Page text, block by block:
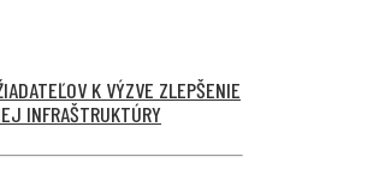
K VÝZVE ZLEPŠENIE
INFRAŠTRUKTÚRY